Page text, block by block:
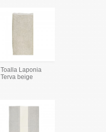
Toalla Laponia
Terva beige